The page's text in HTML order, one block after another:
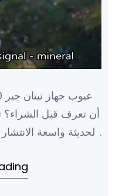
أن تعرف قبل الشراء؟
الحديثة واسعة